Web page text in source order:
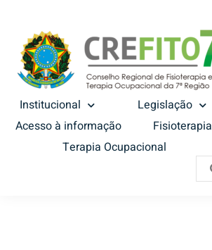
Institucional
Legislação
Acesso à informação
Fisioterapia
Terapia Ocupacional